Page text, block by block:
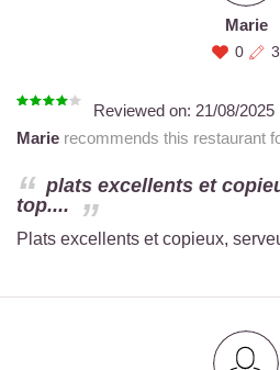
Marie
0 3
Reviewed on: 21/08/2025
Marie recommends this restaurant
plats excellents et
top....
Plats excellents et copieux,